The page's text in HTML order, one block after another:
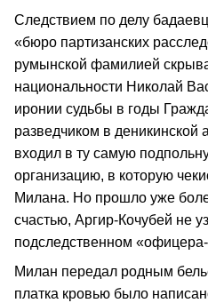
Следствием по делу
«бюро партизанских
румынской фамилией
национальности Николай
иронии судьбы в годы
разведчиком в деникинской
входил в ту самую
организацию, в которую
Милана. Но прошло уже
счастью, Аргир-Кочубей не
подследственном
Милан передал родным
платка кровью было